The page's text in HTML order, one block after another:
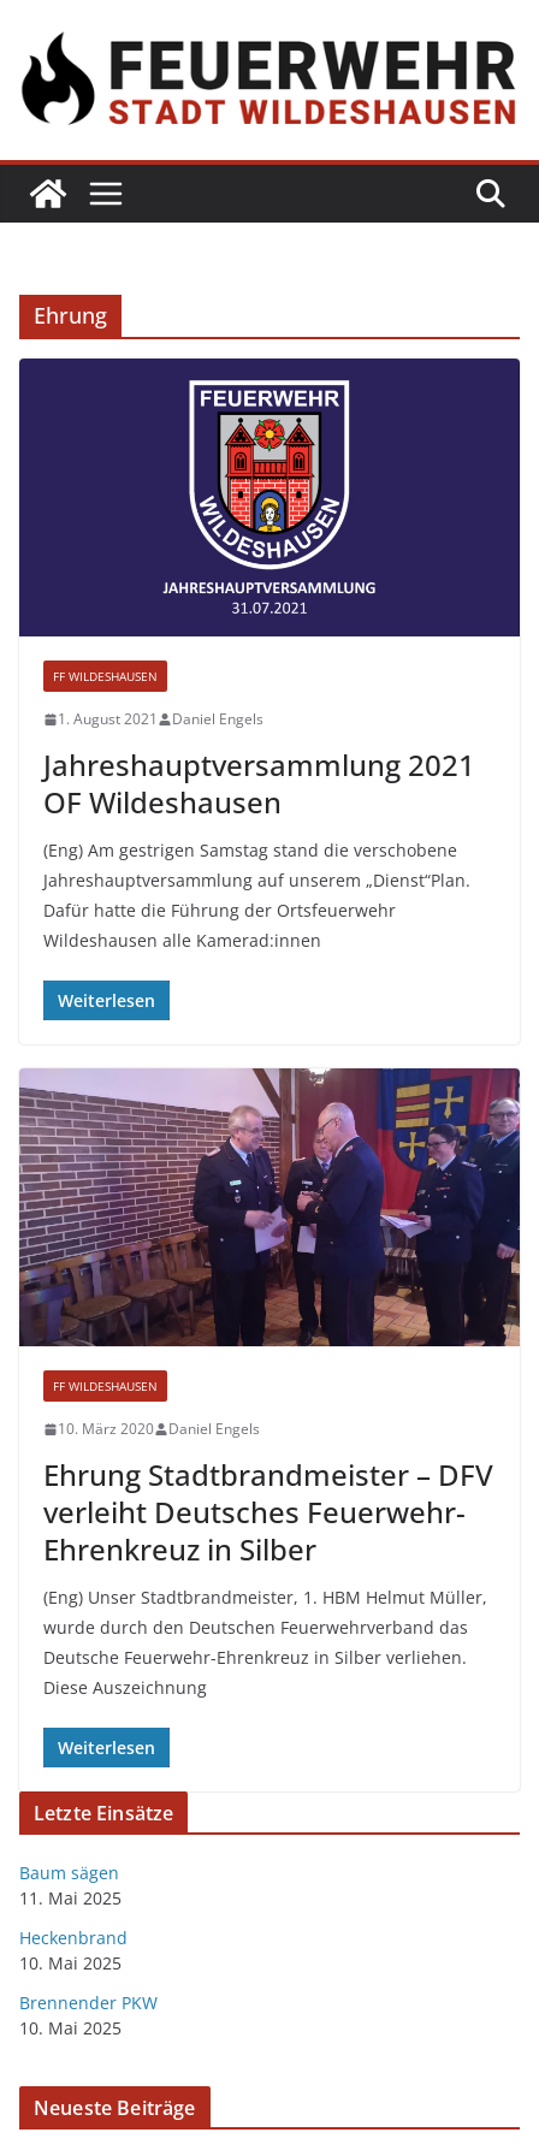
Ehrung
FF WILDESHAUSEN
1. August 2021 Daniel Engels
Jahreshauptversammlung 2021
OF Wildeshausen
(Eng) Am gestrigen Samstag stand die verschobene
Jahreshauptversammlung auf unserem „Dienst“Plan.
Dafür hatte die Führung der Ortsfeuerwehr
Wildeshausen alle Kamerad:innen
Weiterlesen
FF WILDESHAUSEN
10. März 2020 Daniel Engels
Ehrung Stadtbrandmeister – DFV
verleiht Deutsches Feuerwehr-
Ehrenkreuz in Silber
(Eng) Unser Stadtbrandmeister, 1. HBM Helmut Müller,
wurde durch den Deutschen Feuerwehrverband das
Deutsche Feuerwehr-Ehrenkreuz in Silber verliehen.
Diese Auszeichnung
Weiterlesen
Letzte Einsätze
Baum sägen
11. Mai 2025
Heckenbrand
10. Mai 2025
Brennender PKW
10. Mai 2025
Neueste Beiträge